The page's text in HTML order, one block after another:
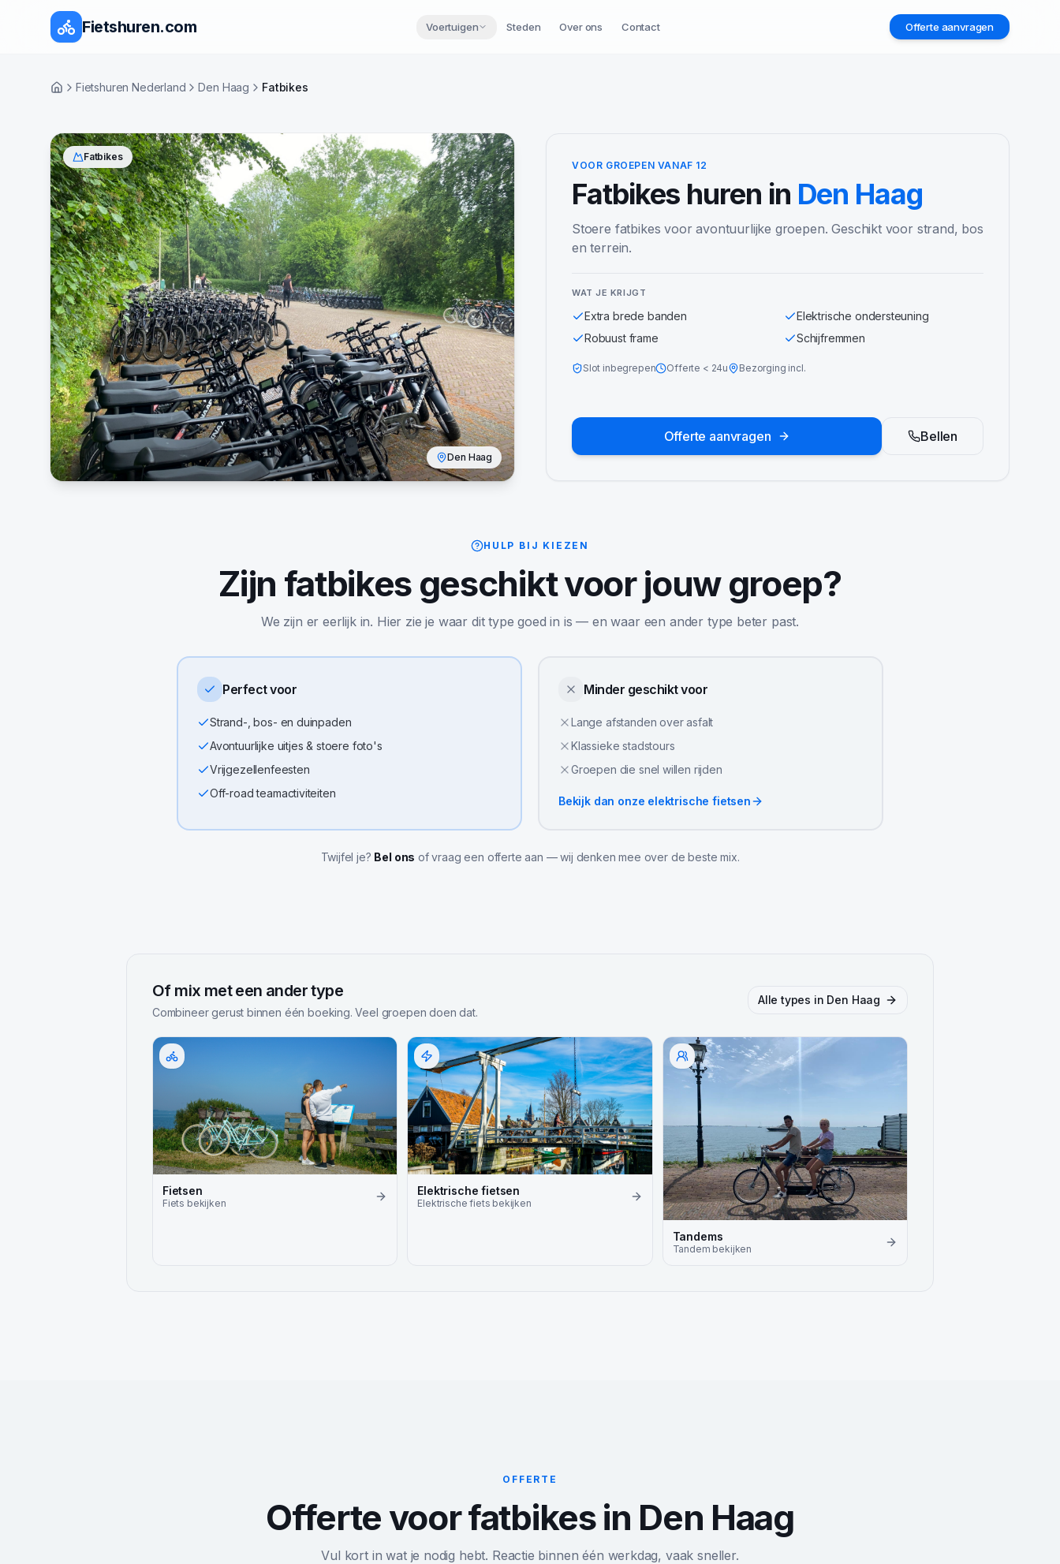
Fietshuren.com Voertuigen Steden Over ons Contact Offerte aanvragen
HomeFietshuren Nederland Den Haag Fatbikes
Fatbikes
Den Haag
VOOR GROEPEN VANAF 12
Fatbikes huren in Den Haag
Stoere fatbikes voor avontuurlijke groepen. Geschikt voor strand, bos
en terrein.
WAT JE KRIJGT
Extra brede banden
Elektrische ondersteuning
Robuust frame
Schijfremmen
Slot inbegrepen Offerte < 24u Bezorging incl.
Offerte aanvragen Bellen
HULP BIJ KIEZEN
Zijn fatbikes geschikt voor jouw groep?
We zijn er eerlijk in. Hier zie je waar dit type goed in is — en waar een ander type beter past.
Perfect voor
Strand-, bos- en duinpaden
Avontuurlijke uitjes & stoere foto's
Vrijgezellenfeesten
Off-road teamactiviteiten
Minder geschikt voor
Lange afstanden over asfalt
Klassieke stadstours
Groepen die snel willen rijden
Bekijk dan onze elektrische fietsen
Twijfel je? Bel ons of vraag een offerte aan — wij denken mee over de beste mix.
Of mix met een ander type
Combineer gerust binnen één boeking. Veel groepen doen dat.
Alle types in Den Haag
Fietsen
Fiets bekijken
Elektrische fietsen
Elektrische fiets bekijken
Tandems
Tandem bekijken
OFFERTE
Offerte voor fatbikes in Den Haag
Vul kort in wat je nodig hebt. Reactie binnen één werkdag, vaak sneller.